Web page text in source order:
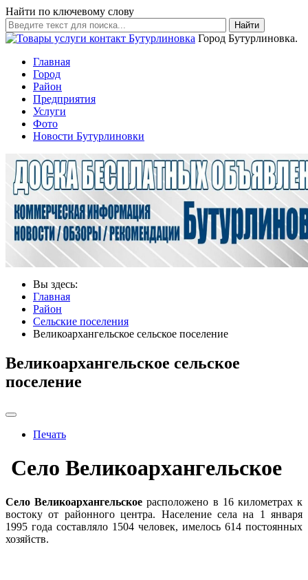
Найти по ключевому слову
Найти
Город Бутурлиновка.
Главная
Город
Район
Предприятия
Услуги
Фото
Новости Бутурлиновки
Вы здесь:
Главная
Район
Сельские поселения
Великоархангельское сельское поселение
Великоархангельское сельское
поселение
Печать
Село Великоархангельское
Село Великоархангельское расположено в 16 километрах к
востоку от районного центра. Население села на 1 января
1995 года составляло 1504 человек, имелось 614 постоянных
хозяйств.